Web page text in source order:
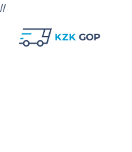
//